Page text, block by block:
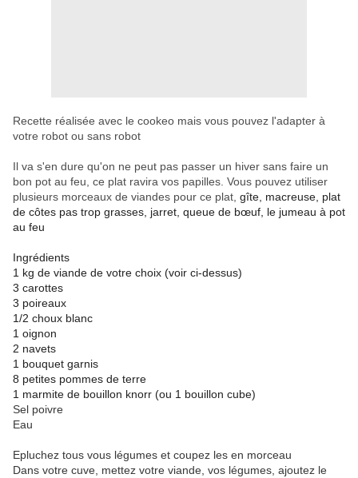
Recette réalisée avec le cookeo mais vous pouvez l'adapter à
votre robot ou sans robot
Il va s'en dure qu'on ne peut pas passer un hiver sans faire un
bon pot au feu, ce plat ravira vos papilles Vous pouvez utiliser
plusieurs morceaux de viandes pour ce plat gîte, macreuse, plat
de côtes pas trop grasses, jarret, queue de bœuf, le jumeau à pot
au feu
Ingrédients
1 kg de viande de votre choix (voir ci-dessus)
3 carottes
3 poireaux
1/2 choux blanc
1 oignon
2 navets
1 bouquet garnis
8 petites pommes de terre
1 marmite de bouillon knorr (ou 1 bouillon cube)
Sel poivre
Eau
Epluchez tous vous légumes et coupez les en morceau
Dans votre cuve, mettez votre viande, vos légumes, ajoutez le